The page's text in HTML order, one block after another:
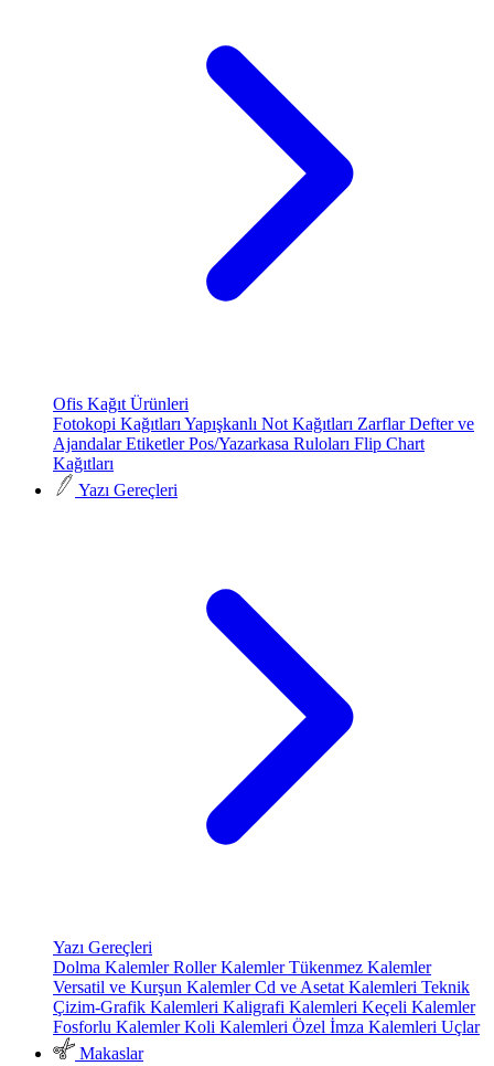
Ofis Kağıt Ürünleri
Fotokopi Kağıtları Yapışkanlı Not Kağıtları ZarflarDefter ve
AjandalarEtiketlerPos/Yazarkasa Ruloları Flip Chart
Kağıtları
Yazı Gereçleri
Yazı Gereçleri
Dolma KalemlerRoller KalemlerTükenmez Kalemler
Versatil ve Kurşun KalemlerCd ve Asetat Kalemleri Teknik
Çizim-Grafik Kalemleri Kaligrafi Kalemleri Keçeli Kalemler
Fosforlu KalemlerKoli Kalemleri Özel İmza Kalemleri Uçlar
Makaslar